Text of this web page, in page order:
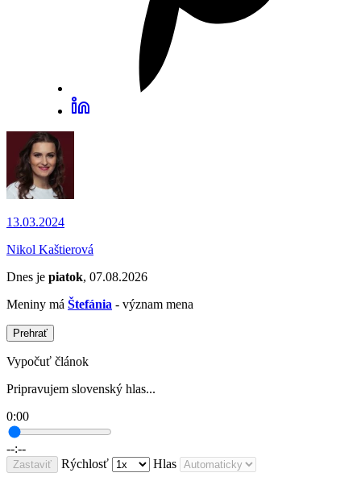
13.03.2024
Nikol Kaštierová
Dnes je piatok, 07.08.2026
Meniny má Štefánia - význam mena
Prehrať
Vypočuť článok
Pripravujem slovenský hlas...
0:00
--:--
Zastaviť Rýchlosť Hlas